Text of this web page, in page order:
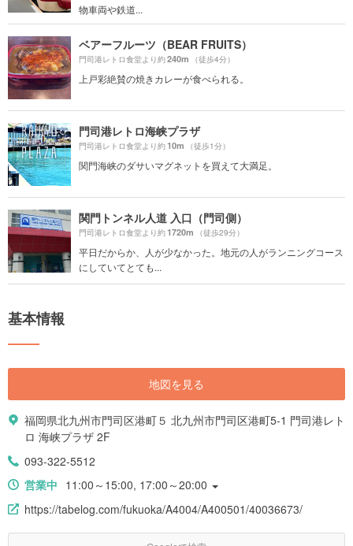
物車両や鉄道...
ベアーフルーツ（BEAR FRUITS）
門司港レトロ食堂より約240m （徒歩4分）
上戸彩絶賛の焼きカレーが食べられる。
門司港レトロ海峡プラザ
門司港レトロ食堂より約10m （徒歩1分）
関門海峡のダサいマグネットを買えて大満足。
関門トンネル人道 入口（門司側）
門司港レトロ食堂より約1720m （徒歩29分）
平日だからか、人が少なかった。地元の人がランニングコース
にしていてとても...
基本情報
地図を見る
福岡県北九州市門司区港町５ 北九州市門司区港町5-1 門司港レト
ロ 海峡プラザ 2F
093-322-5512
営業中 11:00～15:00, 17:00～20:00
https://tabelog.com/fukuoka/A4004/A400501/40036673/